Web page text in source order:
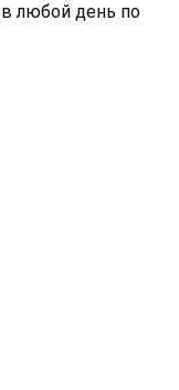
любой день по